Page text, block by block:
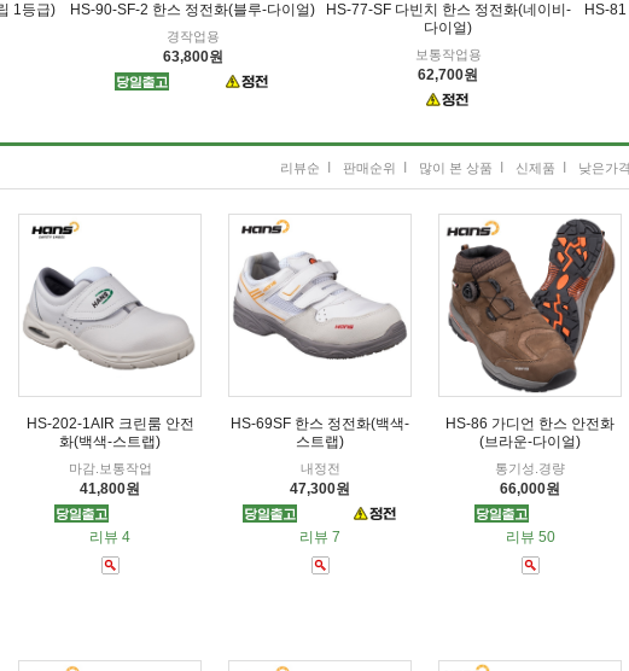
1등급) HS-90-SF-2 한스 정전화(블루-다이얼)
경작업용
63,800원
HS-77-SF 다빈치 한스 정전화(네이비-
다이얼)
보통작업용
62,700원
HS-
리뷰순 판매순위 많이 본 상품 신제품 낮은가격
HS-202-1AIR 크린룸 안전
화(백색-스트랩)
마감.보통작업
41,800원
리뷰 4
HS-69SF 한스 정전화(백색-
스트랩)
내정전
47,300원
리뷰 7
HS-86 가디언 한스 안전화
(브라운-다이얼)
통기성.경량
66,000원
리뷰 50